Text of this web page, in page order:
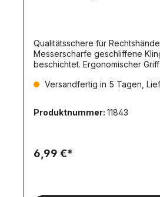
Qualitätsschere für
Messerscharfe geschliffene
beschichtet. Ergonomischer Griff mit Softtouch-
Versandfertig in 5 Tagen,
Produktnummer: 11843
6,99 €*